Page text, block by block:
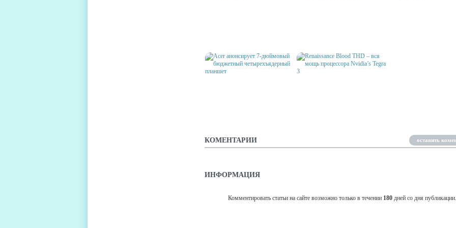
КОМЕНТАРИИ оставить
ИНФОРМАЦИЯ
Комментировать статьи на сайте возможно только в течении 180дней со дня публикации.